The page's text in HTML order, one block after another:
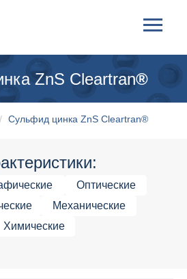
ZnS Cleartran®
/ Сульфид цинка ZnS Cleartran®
Оптические
Механические
Химические